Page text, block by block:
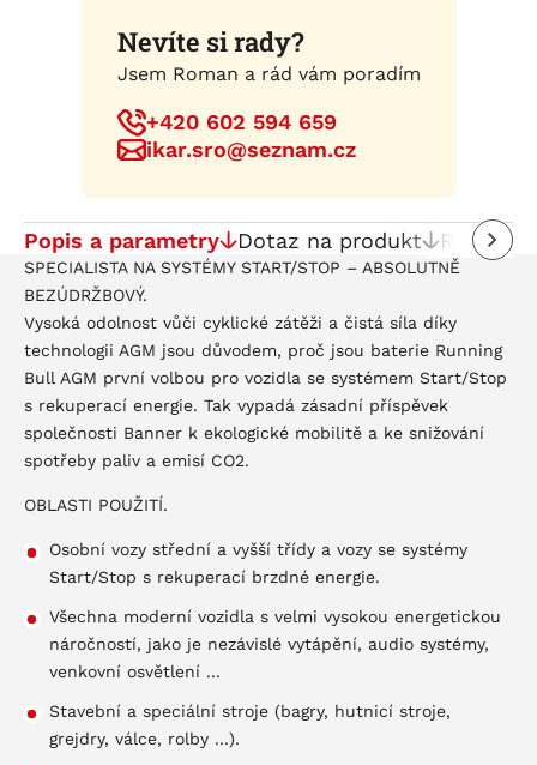
Nevíte si rady?
Jsem Roman a rád vám poradím
+420 602 594 659
ikar.sro@seznam.cz
Popis a parametry Dotaz na produkt Recenze
SPECIALISTA NA SYSTÉMY START/STOP – ABSOLUTNĚ
BEZÚDRŽBOVÝ.
Vysoká odolnost vůči cyklické zátěži a čistá síla díky
technologii AGM jsou důvodem, proč jsou baterie Running
Bull AGM první volbou pro vozidla se systémem Start/Stop
s rekuperací energie. Tak vypadá zásadní příspěvek
společnosti Banner k ekologické mobilitě a ke snižování
spotřeby paliv a emisí CO2.
OBLASTI POUŽITÍ.
Osobní vozy střední a vyšší třídy a vozy se systémy
Start/Stop s rekuperací brzdné energie.
Všechna moderní vozidla s velmi vysokou energetickou
náročností, jako je nezávislé vytápění, audio systémy,
venkovní osvětlení ...
Stavební a speciální stroje (bagry, hutnicí stroje,
grejdry, válce, rolby ...).